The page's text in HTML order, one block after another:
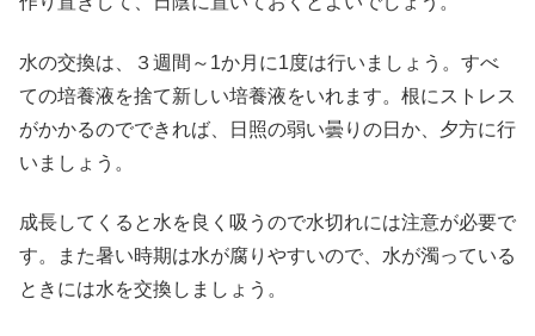
水の交換は、３週間～1か月に1度は行いましょう。すべ
ての培養液を捨て新しい培養液をいれます。根にストレス
がかかるのでできれば、日照の弱い曇りの日か、夕方に行
いましょう。
成長してくると水を良く吸うので水切れには注意が必要で
す。また暑い時期は水が腐りやすいので、水が濁っている
ときには水を交換しましょう。